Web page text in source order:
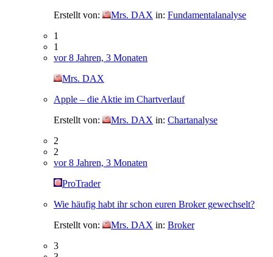
Erstellt von:
Mrs. DAX in: Fundamentalanalyse
1
1
vor 8 Jahren, 3 Monaten
Mrs. DAX
Apple – die Aktie im Chartverlauf
Erstellt von:
Mrs. DAX in: Chartanalyse
2
2
vor 8 Jahren, 3 Monaten
ProTrader
Wie häufig habt ihr schon euren Broker gewechselt?
Erstellt von:
Mrs. DAX in: Broker
3